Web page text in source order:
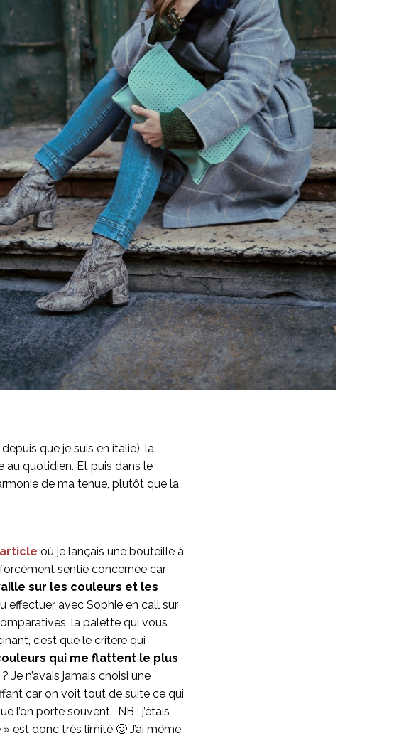
que je suis en italie), la
au quotidien. Et puis dans le
de ma tenue, plutôt que la
où je lançais une bouteille à
sentie concernée car
sur les couleurs et les
effectuer avec Sophie en call sur
la palette qui vous
c’est que le critère qui
qui me flattent le plus
Je n’avais jamais choisi une
car on voit tout de suite ce qui
l’on porte souvent. NB : j’étais
est donc très limité 🙂 J’ai même